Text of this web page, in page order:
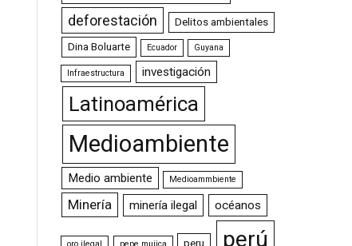
deforestación
Delitos ambientales
Dina Boluarte Ecuador Guyana
Infraestructura investigación
Latinoamérica
Medioambiente
Medio ambiente Medioammbiente
Minería minería ilegal océanos
oro ilegal pepe mujica peru perú